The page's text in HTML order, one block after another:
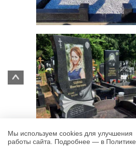
Мы используем cookies для улучшения
работы сайта. Подробнее — в Политике